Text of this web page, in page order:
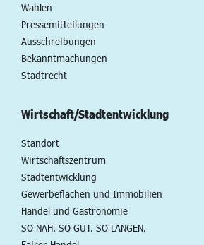
Wahlen
Pressemitteilungen
Ausschreibungen
Bekanntmachungen
Stadtrecht
Wirtschaft/Stadtentwicklung
Standort
Wirtschaftszentrum
Stadtentwicklung
Gewerbeflächen und Immobilien
Handel und Gastronomie
SO NAH. SO GUT. SO LANGEN.